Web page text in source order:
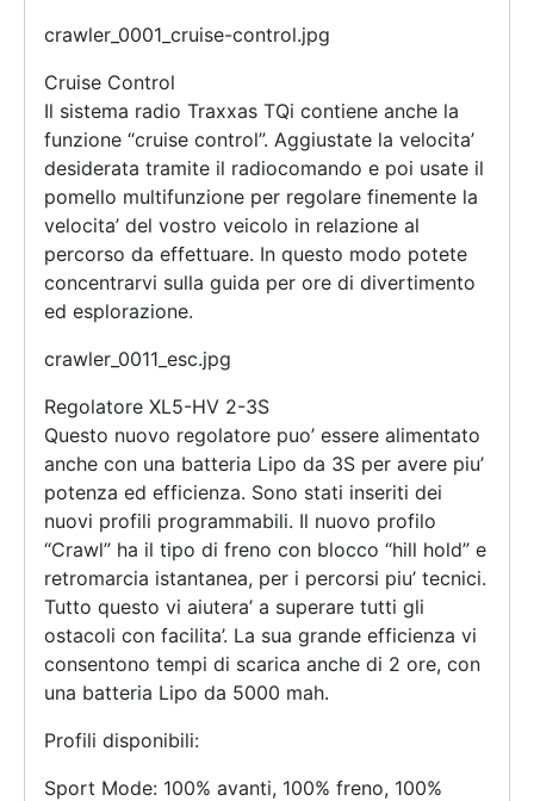
crawler_0001_cruise-control.jpg
Cruise Control
Il sistema radio Traxxas TQi contiene anche la
funzione “cruise control”. Aggiustate la velocita’
desiderata tramite il radiocomando e poi usate il
pomello multifunzione per regolare finemente la
velocita’ del vostro veicolo in relazione al
percorso da effettuare. In questo modo potete
concentrarvi sulla guida per ore di divertimento
ed esplorazione.
crawler_0011_esc.jpg
Regolatore XL5-HV 2-3S
Questo nuovo regolatore puo’ essere alimentato
anche con una batteria Lipo da 3S per avere piu’
potenza ed efficienza. Sono stati inseriti dei
nuovi profili programmabili. Il nuovo profilo
“Crawl” ha il tipo di freno con blocco “hill hold” e
retromarcia istantanea, per i percorsi piu’ tecnici.
Tutto questo vi aiutera’ a superare tutti gli
ostacoli con facilita’. La sua grande efficienza vi
consentono tempi di scarica anche di 2 ore, con
una batteria Lipo da 5000 mah.
Profili disponibili:
Sport Mode: 100% avanti, 100% freno, 100%